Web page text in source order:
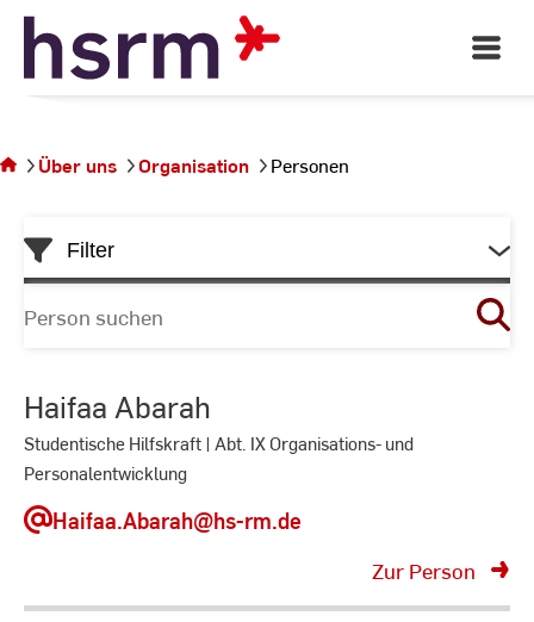
Skip
Content
Open
Main
sich aufÜber uns Organisation Personen
Skip
to
List
Filter
Nach
suchen
Haifaa Abarah
Studentische Hilfskraft | Abt. IX Organisations- und
Personalentwicklung
Haifaa.Abarah@hs-rm.de
Zur Person